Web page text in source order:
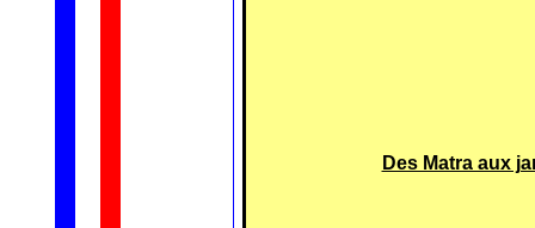
Des Matra aux